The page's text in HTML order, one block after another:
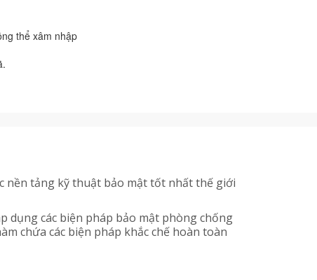
thể xâm nhập
nền tảng kỹ thuật bảo mật tốt nhất thế giới
dụng các biện pháp bảo mật phòng chống
chứa các biện pháp khắc chế hoàn toàn